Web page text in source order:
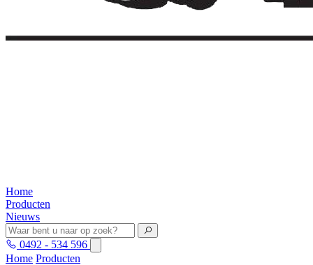
Home
Producten
Nieuws
0492 - 534 596
Home Producten